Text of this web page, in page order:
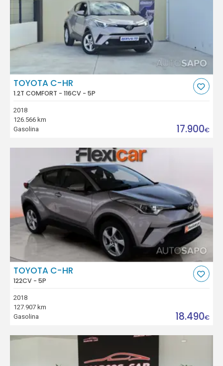
TOYOTA C-HR
1.2T COMFORT - 116CV - 5P
2018
126.566 km
Gasolina
17.900€
TOYOTA C-HR
122CV - 5P
2018
127.907 km
Gasolina
18.490€